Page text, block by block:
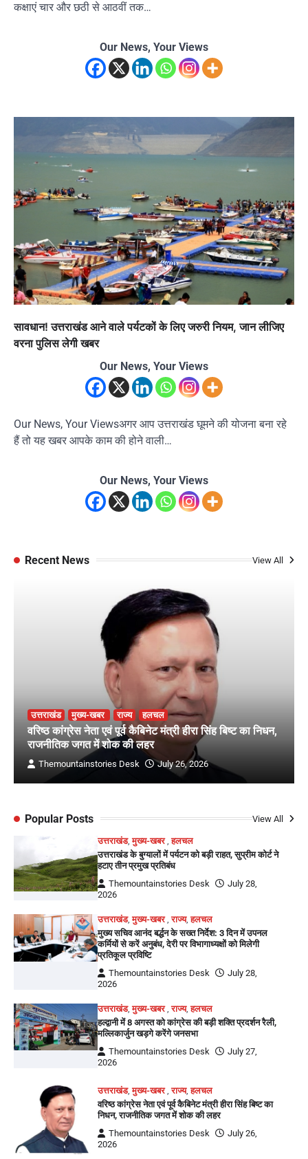
कक्षाएं चार और छठी से आठवीं तक…
Our News, Your Views
सावधान! उत्तराखंड आने वाले पर्यटकों के लिए जरुरी नियम, जान लीजिए
वरना पुलिस लेगी खबर
Our News, Your Views
Our News, Your Viewsअगर आप उत्तराखंड घूमने की योजना बना रहे
हैं तो यह खबर आपके काम की होने वाली…
Our News, Your Views
Recent News View All
उत्तराखंड मुख्य-खबर राज्य हलचल
वरिष्ठ कांग्रेस नेता एवं पूर्व कैबिनेट मंत्री हीरा सिंह बिष्ट का निधन,
राजनीतिक जगत में शोक की लहर
Themountainstories Desk July 26, 2026
Popular Posts View All
उत्तराखंड,मुख्य-खबर ,हलचल
उत्तराखंड के बुग्यालों में पर्यटन को बड़ी राहत, सुप्रीम कोर्ट ने
हटाए तीन प्रमुख प्रतिबंध
Themountainstories Desk
July 28,
2026
उत्तराखंड,मुख्य-खबर ,राज्य,हलचल
मुख्य सचिव आनंद बर्द्धन के सख्त निर्देश: 3 दिन में उपनल
कर्मियों से करें अनुबंध, देरी पर विभागाध्यक्षों को मिलेगी
प्रतिकूल प्रविष्टि
Themountainstories Desk
July 28,
2026
उत्तराखंड,मुख्य-खबर ,राज्य,हलचल
हल्द्वानी में 8 अगस्त को कांग्रेस की बड़ी शक्ति प्रदर्शन रैली,
मल्लिकार्जुन खड़गे करेंगे जनसभा
Themountainstories Desk
July 27,
2026
उत्तराखंड,मुख्य-खबर,राज्य,हलचल
वरिष्ठ कांग्रेस नेता एवं पूर्व कैबिनेट मंत्री हीरा सिंह बिष्ट का
निधन, राजनीतिक जगत में शोक की लहर
Themountainstories Desk
July 26,
2026